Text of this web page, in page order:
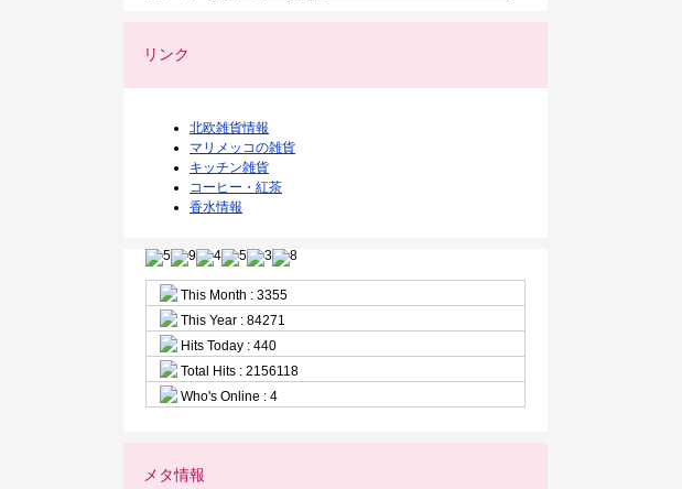
リンク
北欧雑貨情報
マリメッコの雑貨
キッチン雑貨
コーヒー・紅茶
香水情報
This Month : 3355
This Year : 84271
Hits Today : 440
Total Hits : 2156118
Who's Online : 4
メタ情報